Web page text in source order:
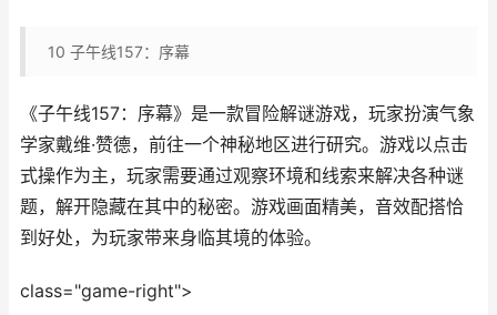
10 子午线157：序幕
《子午线157：序幕》是一款冒险解谜游戏，玩家扮演气象
学家戴维·赞德，前往一个神秘地区进行研究。游戏以点击
式操作为主，玩家需要通过观察环境和线索来解决各种谜
题，解开隐藏在其中的秘密。游戏画面精美，音效配搭恰
到好处，为玩家带来身临其境的体验。
class="game-right">